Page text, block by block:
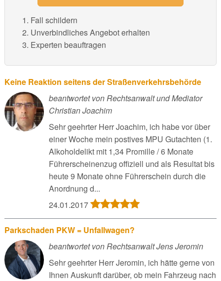
Fall schildern
Unverbindliches Angebot erhalten
Experten beauftragen
Keine Reaktion seitens der Straßenverkehrsbehörde
beantwortet von Rechtsanwalt und Mediator
Christian Joachim
Sehr geehrter Herr Joachim, ich habe vor über
einer Woche mein postives MPU Gutachten (1.
Alkoholdelikt mit 1,34 Promille / 6 Monate
Führerscheinenzug offiziell und als Resultat bis
heute 9 Monate ohne Führerschein durch die
Anordnung d...
24.01.2017
Parkschaden PKW = Unfallwagen?
beantwortet von Rechtsanwalt Jens Jeromin
Sehr geehrter Herr Jeromin, ich hätte gerne von
Ihnen Auskunft darüber, ob mein Fahrzeug nach